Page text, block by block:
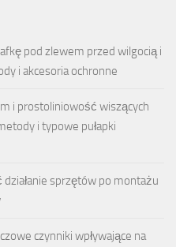
pod zlewem przed wilgocią i
i akcesoria ochronne
i prostoliniowość wiszących
i typowe pułapki
sprzętów po montażu
czynniki wpływające na